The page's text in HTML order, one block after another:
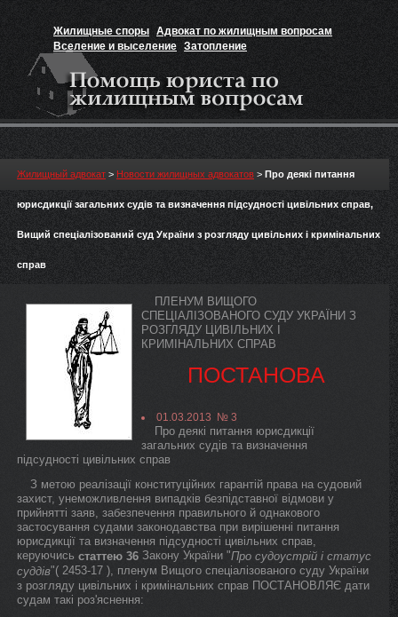
Жилищные споры Адвокат по жилищным вопросам
Вселение и выселение Затопление
Признание прав на жильё
Жилищный адвокат > Новости жилищных адвокатов > Про деякі питання
юрисдикції загальних судів та визначення підсудності цивільних справ,
Вищий спеціалізований суд України з розгляду цивільних і кримінальних
справ
ПЛЕНУМ ВИЩОГО
СПЕЦІАЛІЗОВАНОГО СУДУ УКРАЇНИ З
РОЗГЛЯДУ ЦИВІЛЬНИХ І
КРИМІНАЛЬНИХ СПРАВ
ПОСТАНОВА
01.03.2013 № 3
Про деякі питання юрисдикції
загальних судів та визначення
підсудності цивільних справ
З метою реалізації конституційних гарантій права на судовий
захист, унеможливлення випадків безпідставної відмови у
прийнятті заяв, забезпечення правильного й однакового
застосування судами законодавства при вирішенні питання
юрисдикції та визначення підсудності цивільних справ,
керуючись статтею 36 Закону України "Про судоустрій і статус
суддів"( 2453-17 ), пленум Вищого спеціалізованого суду України
з розгляду цивільних і кримінальних справ ПОСТАНОВЛЯЄ дати
судам такі роз'яснення: